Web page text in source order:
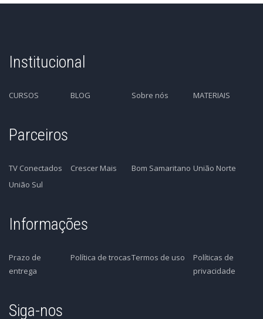
Institucional
CURSOS BLOG Sobre nós MATERIAIS
Parceiros
TV Conectados Crescer Mais Bom Samaritano União Norte
União Sul
Informações
Prazo de
entrega
Política de trocasTermos de uso
Políticas de
privacidade
Siga-nos